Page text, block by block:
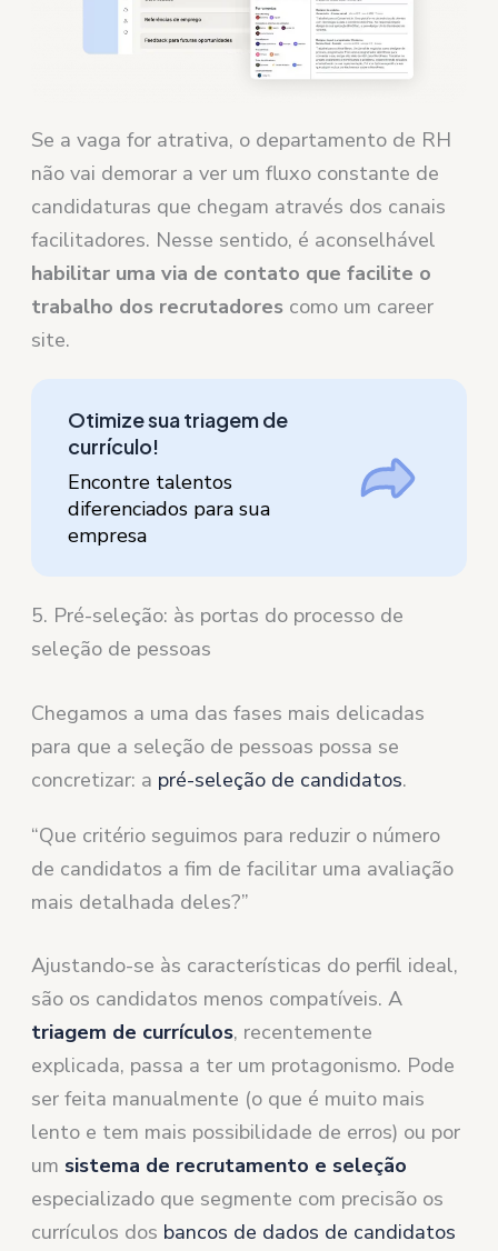
Se a vaga for atrativa, o departamento de RH
não vai demorar a ver um fluxo constante de
candidaturas que chegam através dos canais
facilitadores. Nesse sentido, é aconselhável
habilitar uma via de contato que facilite o
trabalho dos recrutadores como um career
site.
Otimize sua triagem de
currículo!
Encontre talentos
diferenciados para sua
empresa
5. Pré-seleção: às portas do processo de
seleção de pessoas
Chegamos a uma das fases mais delicadas
para que a seleção de pessoas possa se
concretizar: a pré-seleção de candidatos.
“Que critério seguimos para reduzir o número
de candidatos a fim de facilitar uma avaliação
mais detalhada deles?”
Ajustando-se às características do perfil ideal,
são os candidatos menos compatíveis. A
triagem de currículos, recentemente
explicada, passa a ter um protagonismo. Pode
ser feita manualmente (o que é muito mais
lento e tem mais possibilidade de erros) ou por
um sistema de recrutamento e seleção
especializado que segmente com precisão os
currículos dos bancos de dados de candidatos